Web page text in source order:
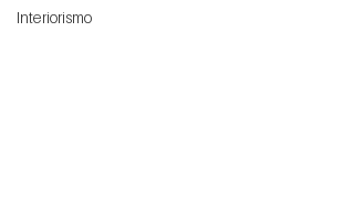
Interiorismo